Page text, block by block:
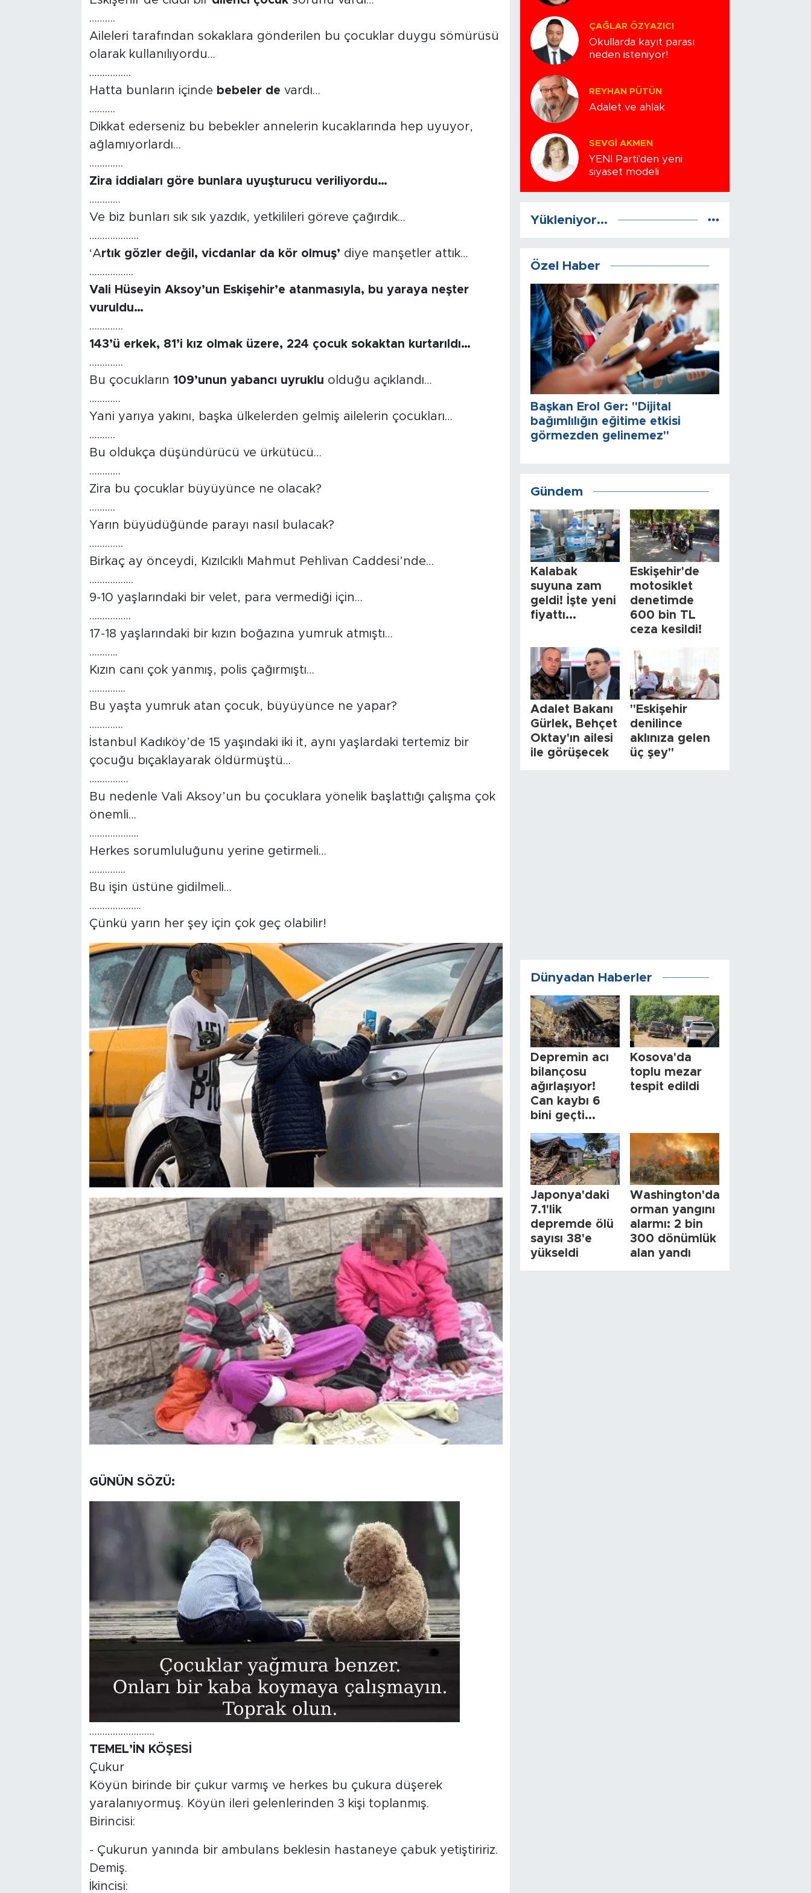
……….
Aileleri tarafından sokaklara gönderilen bu çocuklar duygu sömürüsü
olarak kullanılıyordu…
…………….
Hatta bunların içinde bebeler de vardı…
……….
Dikkat ederseniz bu bebekler annelerin kucaklarında hep uyuyor,
ağlamıyorlardı…
………….
Zira iddiaları göre bunlara uyuşturucu veriliyordu…
…………
Ve biz bunları sık sık yazdık, yetkilileri göreve çağırdık…
……………….
‘Artık gözler değil, vicdanlar da kör olmuş’ diye manşetler attık…
……………..
Vali Hüseyin Aksoy’un Eskişehir’e atanmasıyla, bu yaraya neşter
vuruldu…
………….
143’ü erkek, 81’i kız olmak üzere, 224 çocuk sokaktan kurtarıldı…
………….
Bu çocukların 109’unun yabancı uyruklu olduğu açıklandı…
…………
Yani yarıya yakını, başka ülkelerden gelmiş ailelerin çocukları…
……….
Bu oldukça düşündürücü ve ürkütücü…
…………
Zira bu çocuklar büyüyünce ne olacak?
……….
Yarın büyüdüğünde parayı nasıl bulacak?
………….
Birkaç ay önceydi, Kızılcıklı Mahmut Pehlivan Caddesi’nde…
……………..
9-10 yaşlarındaki bir velet, para vermediği için…
…………….
17-18 yaşlarındaki bir kızın boğazına yumruk atmıştı…
………..
Kızın canı çok yanmış, polis çağırmıştı…
…………..
Bu yaşta yumruk atan çocuk, büyüyünce ne yapar?
………….
İstanbul Kadıköy’de 15 yaşındaki iki it, aynı yaşlardaki tertemiz bir
çocuğu bıçaklayarak öldürmüştü…
……………
Bu nedenle Vali Aksoy’un bu çocuklara yönelik başlattığı çalışma çok
önemli…
……………….
Herkes sorumluluğunu yerine getirmeli…
…………..
Bu işin üstüne gidilmeli…
………………..
Çünkü yarın her şey için çok geç olabilir!
GÜNÜN SÖZÜ:
…………………….
TEMEL’İN KÖŞESİ
Çukur
Köyün birinde bir çukur varmış ve herkes bu çukura düşerek
yaralanıyormuş. Köyün ileri gelenlerinden 3 kişi toplanmış.
Birincisi:
- Çukurun yanında bir ambulans beklesin hastaneye çabuk yetiştiririz.
Demiş.
İkincisi:
ÇAĞLAR ÖZYAZICI
Okullarda kayıt parası
neden isteniyor!
REYHAN PÜTÜN
Adalet ve ahlak
SEVGI AKMEN
YENİ Parti'den yeni
siyaset modeli
Yükleniyor...
Özel Haber
Başkan Erol Ger: "Dijital
bağımlılığın eğitime etkisi
görmezden gelinemez"
Gündem
Kalabak
suyuna zam
geldi! İşte yeni
fiyattı...
Eskişehir'de
motosiklet
denetimde
600 bin TL
ceza kesildi!
Adalet Bakanı
Gürlek, Behçet
Oktay'ın ailesi
ile görüşecek
"Eskişehir
denilince
aklınıza gelen
üç şey"
Dünyadan Haberler
Depremin acı
bilançosu
ağırlaşıyor!
Can kaybı 6
bini geçti...
Kosova'da
toplu mezar
tespit edildi
Japonya'daki
7.1'lik
depremde ölü
sayısı 38'e
yükseldi
Washington'da
orman yangını
alarmı: 2 bin
300 dönümlük
alan yandı
Resmi İlanlar